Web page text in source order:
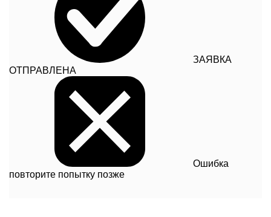
ЗАЯВКА
ОТПРАВЛЕНА
Ошибка
повторите попытку позже